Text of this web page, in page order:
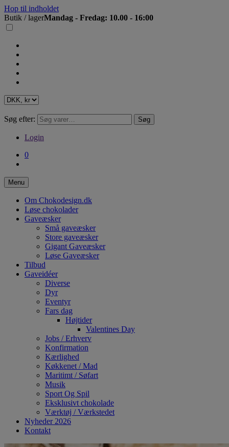
Hop til indholdet
Butik / lagerMandag - Fredag: 10.00 - 16:00
Søg efter: Søg
Login
0
Menu
Om Chokodesign.dk
Løse chokolader
Gaveæsker
Små gaveæsker
Store gaveæsker
Gigant Gaveæsker
Løse Gaveæsker
Tilbud
Gaveidéer
Diverse
Dyr
Eventyr
Fars dag
Højtider
Valentines Day
Jobs / Erhverv
Konfirmation
Kærlighed
Køkkenet / Mad
Maritimt / Søfart
Musik
Sport Og Spil
Eksklusivt chokolade
Værktøj / Værkstedet
Nyheder 2026
Kontakt